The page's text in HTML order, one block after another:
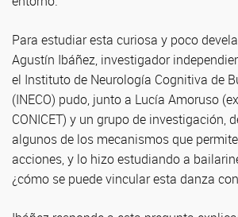
Para estudiar esta curiosa y poco
Agustín Ibáñez, investigador
el Instituto de Neurología Cognitiva de
(INECO) pudo, junto a Lucía Amoruso
CONICET) y un grupo de investigación,
algunos de los mecanismos que
acciones, y lo hizo estudiando a
¿cómo se puede vincular esta danza